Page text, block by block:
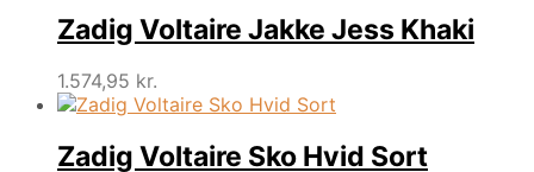
var:
1.585,95 kr..
er:
1.030,87 kr..
Zadig Voltaire Jakke Jess Khaki
1.574,95 kr.
Zadig Voltaire Sko Hvid Sort